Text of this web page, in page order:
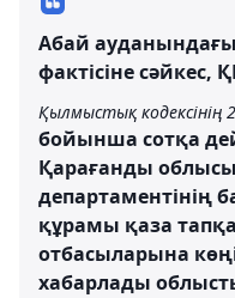
Абай
фактісіне сәйкес,
Қылмыстық кодексінің
бойынша сотқа
Қарағанды
департаментінің
құрамы қаза
отбасыларына
хабарлады